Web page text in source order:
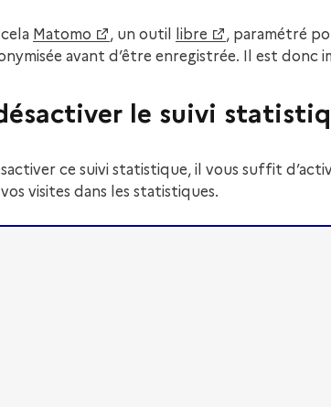
Matomo , un outil libre , paramétré
avant d’être enregistrée. Il est donc
le suivi
ce suivi statistique, il vous suffit
visites dans les statistiques.